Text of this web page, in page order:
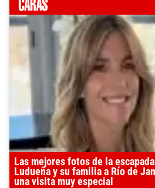
Las mejores fotos de la
Ludueña y su familia a Río de
una visita muy especial